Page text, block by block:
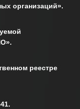
организаций».
реестре